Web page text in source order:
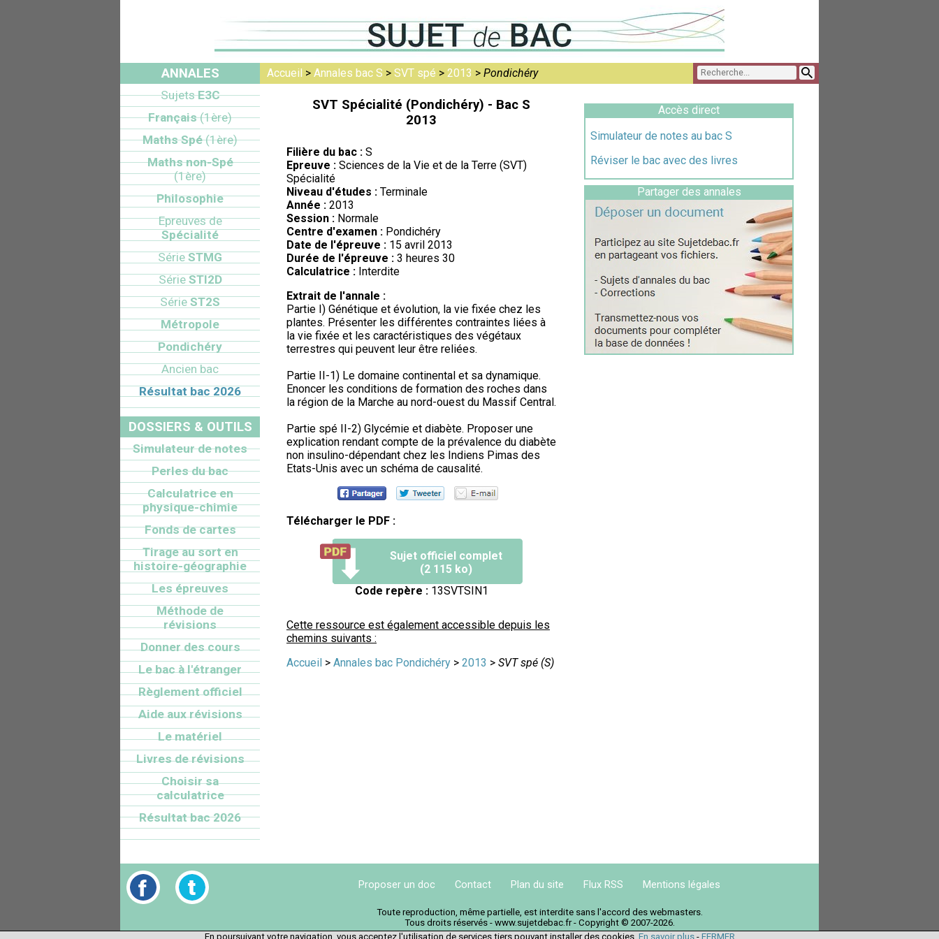
Accueil > Annales bac S > SVT spé > 2013 > Pondichéry
SVT Spécialité (Pondichéry) - Bac S
2013
Filière du bac : S
Epreuve : Sciences de la Vie et de la Terre (SVT)
Spécialité
Niveau d'études : Terminale
Année : 2013
Session : Normale
Centre d'examen : Pondichéry
Date de l'épreuve : 15 avril 2013
Durée de l'épreuve : 3 heures 30
Calculatrice : Interdite
Extrait de l'annale :
Partie I) Génétique et évolution, la vie fixée chez les
plantes. Présenter les différentes contraintes liées à
la vie fixée et les caractéristiques des végétaux
terrestres qui peuvent leur être reliées.
Partie II-1) Le domaine continental et sa dynamique.
Enoncer les conditions de formation des roches dans
la région de la Marche au nord-ouest du Massif Central.
Partie spé II-2) Glycémie et diabète. Proposer une
explication rendant compte de la prévalence du diabète
non insulino-dépendant chez les Indiens Pimas des
Etats-Unis avec un schéma de causalité.
Télécharger le PDF :
Sujet officiel complet
(2 115 ko)
Code repère :13SVTSIN1
Cette ressource est également accessible depuis les
chemins suivants :
Accueil > Annales bac Pondichéry > 2013 > SVT spé (S)
Accès direct
Simulateur de notes au bac S
Réviser le bac avec des livres
Partager des annales
ANNALES
SujetsE3C
Français(1ère)
Maths Spé(1ère)
Maths non-Spé
(1ère)
Philosophie
Epreuves de
Spécialité
Série STMG
SérieSTI2D
Série ST2S
Métropole
Pondichéry
Ancien bac
Résultat bac 2026
DOSSIERS & OUTILS
Simulateur de notes
Perles du bac
Calculatrice en
physique-chimie
Fonds de cartes
Tirage au sort en
histoire-géographie
Les épreuves
Méthode de
révisions
Donner des cours
Le bac à l'étranger
Règlement officiel
Aide aux révisions
Le matériel
Livres de révisions
Choisir sa
calculatrice
Résultat bac 2026
Proposer un doc Contact Plan du site Flux RSS Mentions légales
Toute reproduction, même partielle, est interdite sans l'accord des webmasters.
Tous droits réservés - www.sujetdebac.fr - Copyright © 2007-2026.
En poursuivant votre navigation, vous acceptez l'utilisation de services tiers pouvant installer des cookies. En savoir plus- FERMER